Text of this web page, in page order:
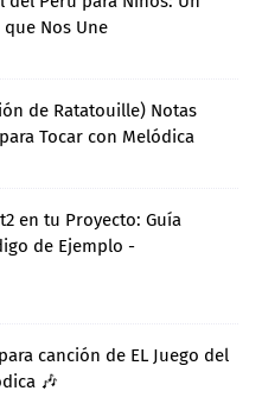
Nos Une
de Ratatouille) Notas
Tocar con Melódica
en tu Proyecto: Guía
de Ejemplo -
canción de EL Juego del
🎶